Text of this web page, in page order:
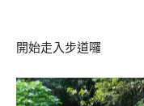
開始走入步道囉